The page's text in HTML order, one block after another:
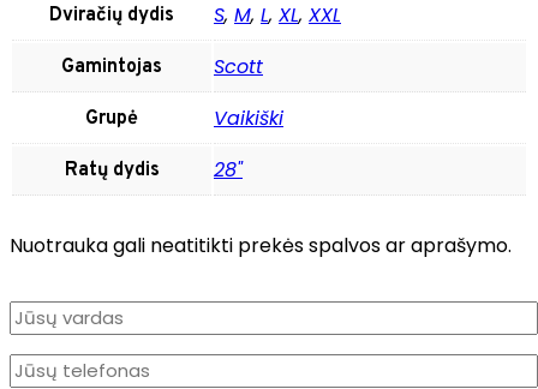
Dviračių dydis S, M, L, XL, XXL
Gamintojas Scott
Grupė Vaikiški
Ratų dydis 28"
Nuotrauka gali neatitikti prekės spalvos ar aprašymo.